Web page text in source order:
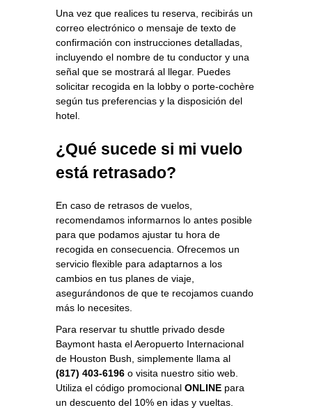
Una vez que realices tu reserva, recibirás un
correo electrónico o mensaje de texto de
confirmación con instrucciones detalladas,
incluyendo el nombre de tu conductor y una
señal que se mostrará al llegar. Puedes
solicitar recogida en la lobby o porte-cochère
según tus preferencias y la disposición del
hotel.
¿Qué sucede si mi vuelo
está retrasado?
En caso de retrasos de vuelos,
recomendamos informarnos lo antes posible
para que podamos ajustar tu hora de
recogida en consecuencia. Ofrecemos un
servicio flexible para adaptarnos a los
cambios en tus planes de viaje,
asegurándonos de que te recojamos cuando
más lo necesites.
Para reservar tu shuttle privado desde
Baymont hasta el Aeropuerto Internacional
de Houston Bush, simplemente llama al
(817) 403-6196 o visita nuestro sitio web.
Utiliza el código promocional ONLINE para
un descuento del 10% en idas y vueltas.